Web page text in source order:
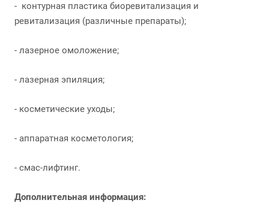
- контурная пластика биоревитализация и
ревитализация (различные препараты);
- лазерное омоложение;
- лазерная эпиляция;
- косметические уходы;
- аппаратная косметология;
- смас-лифтинг.
Дополнительная информация: